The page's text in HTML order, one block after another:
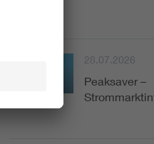
28.07.2026
Peaksaver –